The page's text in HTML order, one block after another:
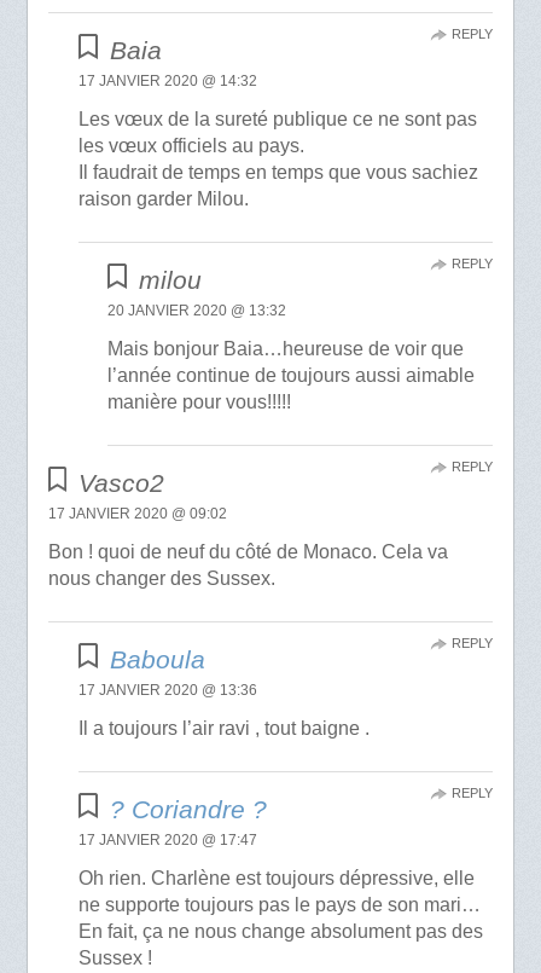
Baia
17 JANVIER 2020 @ 14:32
Les vœux de la sureté publique ce ne sont pas
les vœux officiels au pays.
Il faudrait de temps en temps que vous sachiez
raison garder Milou.
REPLY
milou
20 JANVIER 2020 @ 13:32
Mais bonjour Baia…heureuse de voir que
l’année continue de toujours aussi aimable
manière pour vous!!!!!
REPLY
Vasco2
17 JANVIER 2020 @ 09:02
Bon ! quoi de neuf du côté de Monaco. Cela va
nous changer des Sussex.
REPLY
Baboula
17 JANVIER 2020 @ 13:36
Il a toujours l’air ravi , tout baigne .
REPLY
? Coriandre ?
17 JANVIER 2020 @ 17:47
Oh rien. Charlène est toujours dépressive, elle
ne supporte toujours pas le pays de son mari…
En fait, ça ne nous change absolument pas des
Sussex !
REPLY